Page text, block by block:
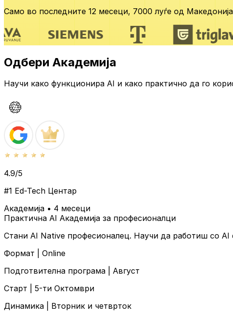
Само во последните 12 месеци, 7000 луѓе од
Одбери Академија
Научи како функционира AI и како практично да го
4.9/5
#1 Ed-Tech Центар
Академија • 4 месеци
Практична AI Академија за професионалци
Стани AI Native професионалец. Научи да работиш со AI
Формат | Online
Подготвителна програма | Август
Старт | 5-ти Октомври
Динамика | Вторник и четврток